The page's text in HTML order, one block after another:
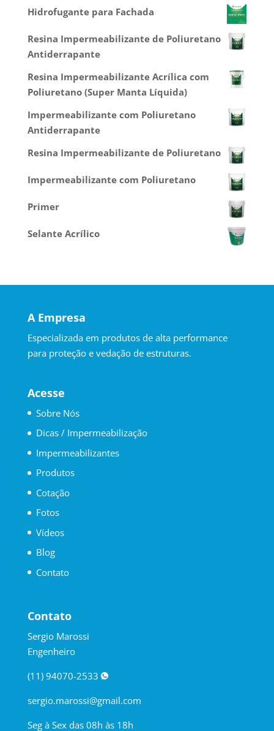
Hidrofugante para Fachada
Resina Impermeabilizante de Poliuretano
Antiderrapante
Resina Impermeabilizante Acrílica com
Poliuretano (Super Manta Líquida)
Impermeabilizante com Poliuretano
Antiderrapante
Resina Impermeabilizante de Poliuretano
Impermeabilizante com Poliuretano
Primer
Selante Acrílico
A Empresa
Especializada em produtos de alta performance
para proteção e vedação de estruturas.
Acesse
Sobre Nós
Dicas / Impermeabilização
Impermeabilizantes
Produtos
Cotação
Fotos
Vídeos
Blog
Contato
Contato
Sergio Marossi
Engenheiro
(11) 94070-2533
sergio.marossi@gmail.com
Seg à Sex das 08h às 18h